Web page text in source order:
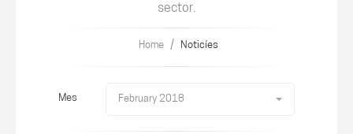
sector.
Home / Noticíes
Mes February 2018